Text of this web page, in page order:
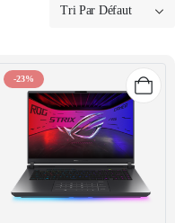
-23%